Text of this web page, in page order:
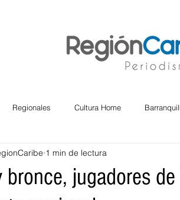
Regionales Cultura Home
Guajira Cesar English
bronce, jugadores
1 min de lectura